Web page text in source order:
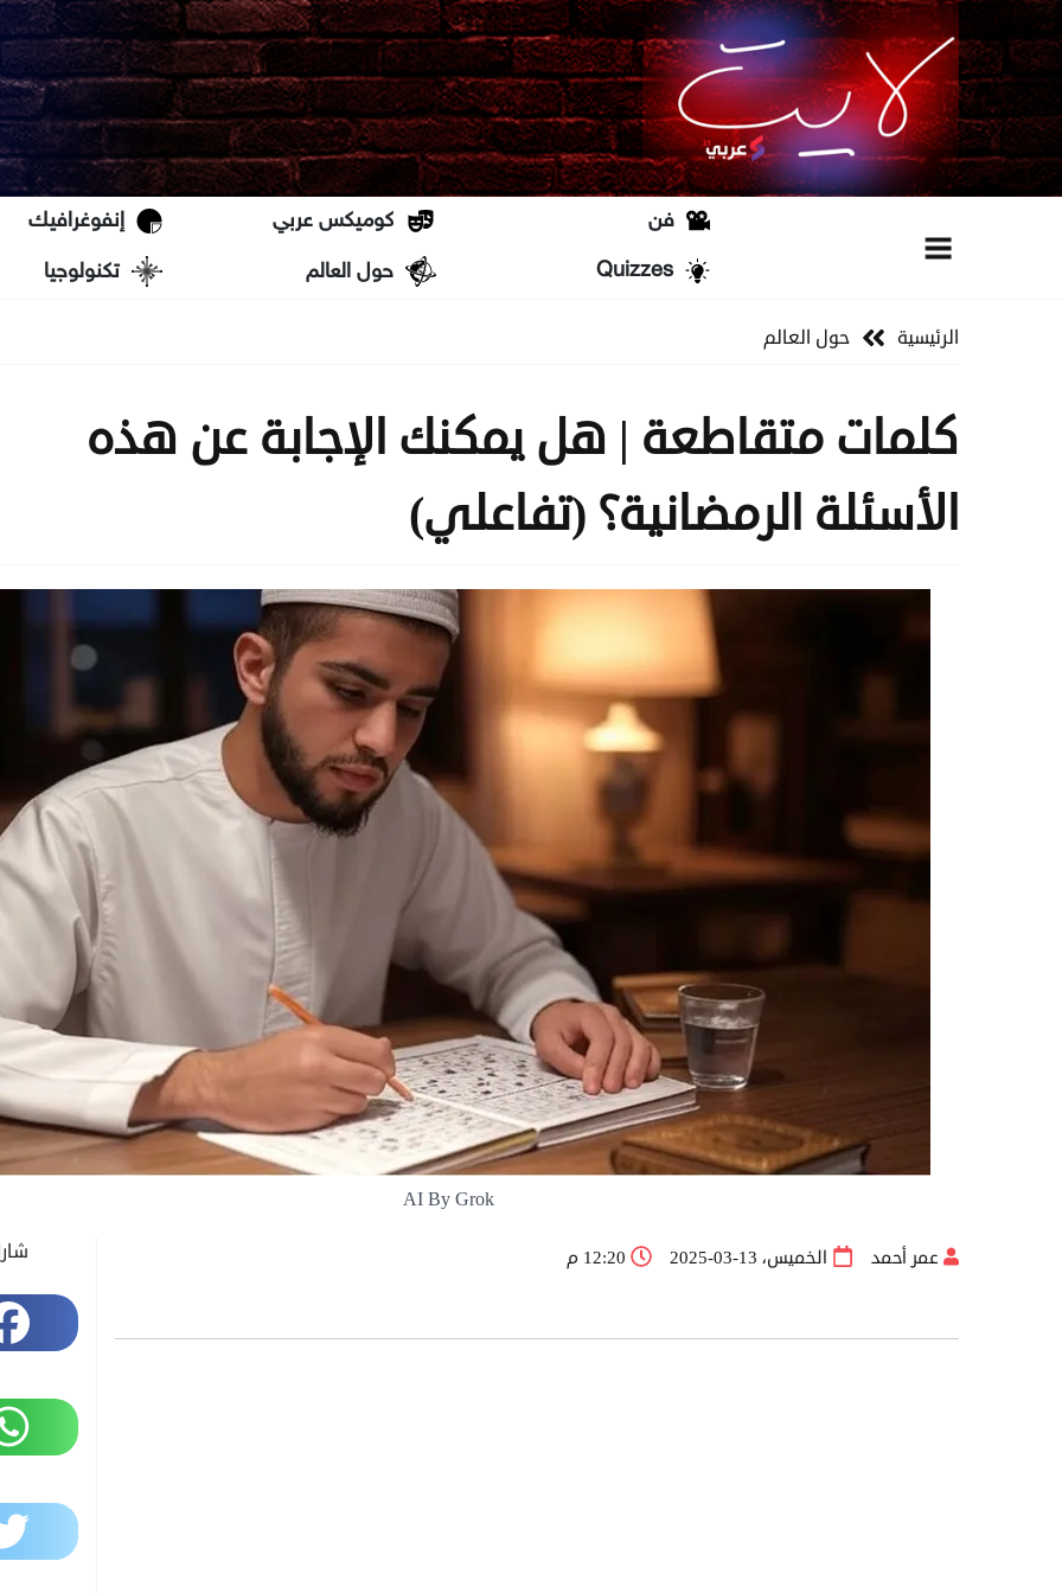
فن كوميكس عربي
إنفوغرافيك
Quizzes
حول العالم تكنولوجيا
الرئيسية حول العالم
كلمات متقاطعة | هل يمكنك الإجابة عن هذه
الأسئلة الرمضانية؟ (تفاعلي)
AI By Grok
عمر أحمد الخميس، 13-03-2025 12:20 م
Facebook
Twitter